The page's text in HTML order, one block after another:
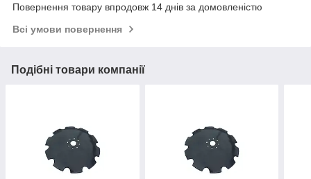
Повернення товару впродовж 14 днів за домовленістю
Всі умови повернення
Подібні товари компанії